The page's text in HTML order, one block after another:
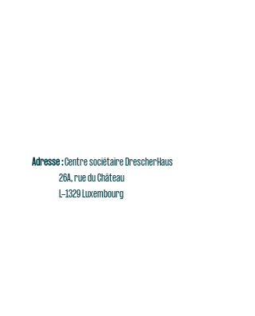
Adresse :Centre sociétaire DrescherHaus
26A, rue du Château
L-1329 Luxembourg